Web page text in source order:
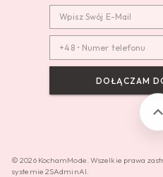
DOŁĄCZAM
© 2026 KochamMode. Wszelkie prawa
systemie 2SAdminAI.